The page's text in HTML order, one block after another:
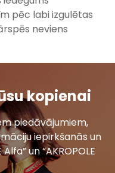
pēc labi izgulētas
neviens
kopienai
piedāvājumiem,
iepirkšanās un
un “AKROPOLE